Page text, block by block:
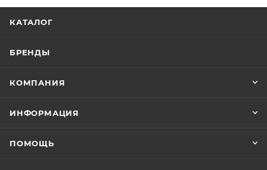
КАТАЛОГ
БРЕНДЫ
КОМПАНИЯ
ИНФОРМАЦИЯ
ПОМОЩЬ